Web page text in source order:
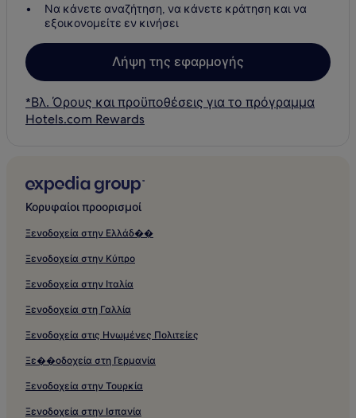
Να κάνετε αναζήτηση, να κάνετε κράτηση και να
εξοικονομείτε εν κινήσει
Λήψη της εφαρμογής
*Βλ. Όρους και προϋποθέσεις για το πρόγραμμα
Hotels.com Rewards
Κορυφαίοι προορισμοί
Ξενοδοχεία στην Ελλάδ��
Ξενοδοχεία στην Κύπρο
Ξενοδοχεία στην Ιταλία
Ξενοδοχεία στη Γαλλία
Ξενοδοχεία στις Ηνωμένες Πολιτείες
Ξε��οδοχεία στη Γερμανία
Ξενοδοχεία στην Τουρκία
Ξενοδοχεία στην Ισπανία